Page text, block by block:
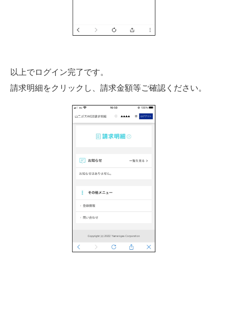
以上でログイン完了です。
請求明細をクリックし、請求金額等ご確認ください。